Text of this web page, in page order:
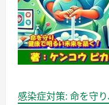
感染症対策: 命を守